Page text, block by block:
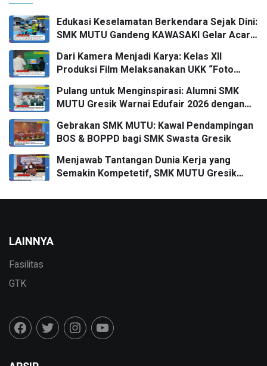
Edukasi Keselamatan Berkendara Sejak Dini:
SMK MUTU Gandeng KAWASAKI Gelar Acara
Dari Kamera Menjadi Karya: Kelas XII
Produksi Film Melaksanakan UKK “Foto
Pulang untuk Menginspirasi: Alumni SMK
MUTU Gresik Warnai Edufair 2026 dengan
Gebrakan SMK MUTU: Kawal Pendampingan
BOS & BOPPD bagi SMK Swasta Gresik
Menjawab Tantangan Dunia Kerja yang
Semakin Kompetetif, SMK MUTU Gresik
Penandatanganan MoU
LAINNYA
Fasilitas
GTK